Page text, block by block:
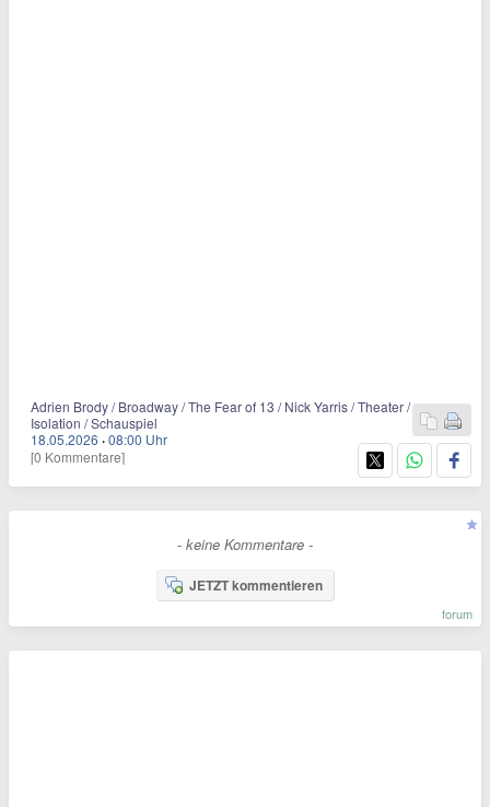
Adrien Brody / Broadway / The Fear of 13 / Nick Yarris / Theater /
Isolation / Schauspiel
18.05.2026 ·08:00 Uhr
[0 Kommentare]
- keine Kommentare -
JETZT kommentieren
forum